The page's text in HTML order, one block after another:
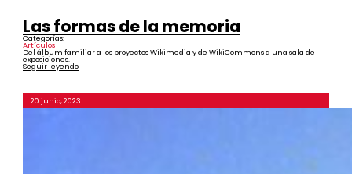
Las formas de la memoria
Categorías:
Artículos
Del álbum familiar a los proyectos Wikimedia y de WikiCommons a una sala de
exposiciones.
Seguir leyendo
20 junio, 2023